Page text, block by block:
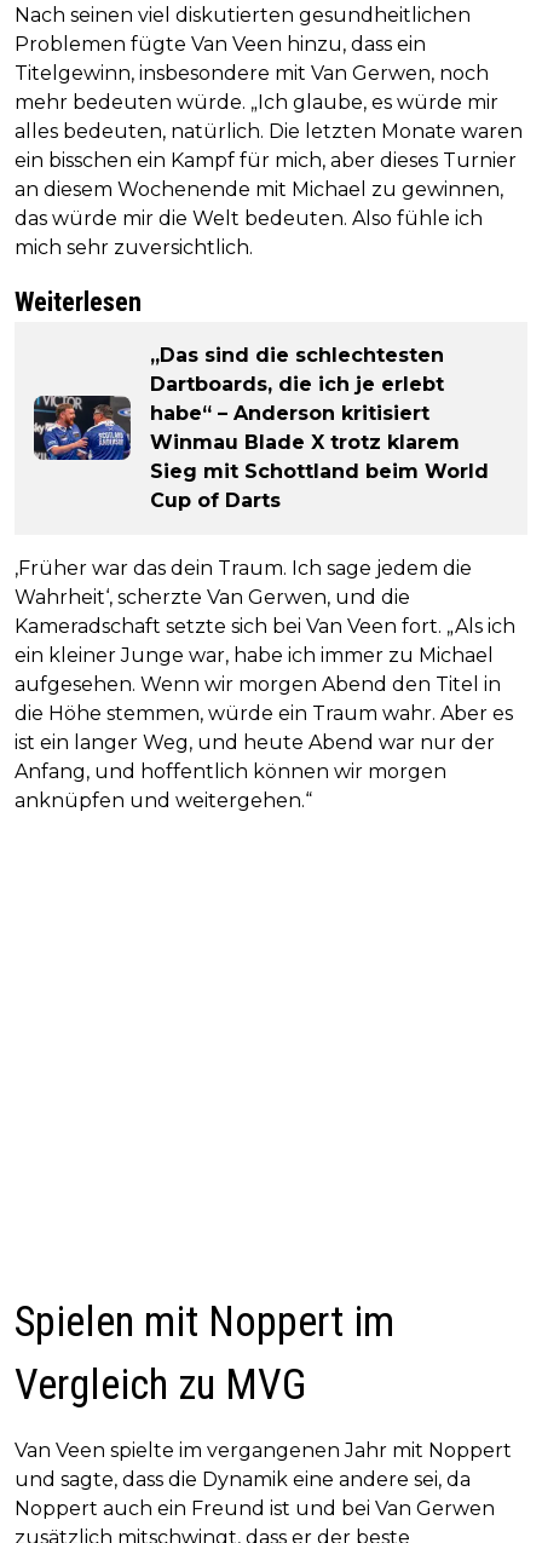
Nach seinen viel diskutierten gesundheitlichen
Problemen fügte Van Veen hinzu, dass ein
Titelgewinn, insbesondere mit Van Gerwen, noch
mehr bedeuten würde. „Ich glaube, es würde mir
alles bedeuten, natürlich. Die letzten Monate waren
ein bisschen ein Kampf für mich, aber dieses Turnier
an diesem Wochenende mit Michael zu gewinnen,
das würde mir die Welt bedeuten. Also fühle ich
mich sehr zuversichtlich.
Weiterlesen
„Das sind die schlechtesten
Dartboards, die ich je erlebt
habe“ – Anderson kritisiert
Winmau Blade X trotz klarem
Sieg mit Schottland beim World
Cup of Darts
‚Früher war das dein Traum. Ich sage jedem die
Wahrheit‘, scherzte Van Gerwen, und die
Kameradschaft setzte sich bei Van Veen fort. „Als ich
ein kleiner Junge war, habe ich immer zu Michael
aufgesehen. Wenn wir morgen Abend den Titel in
die Höhe stemmen, würde ein Traum wahr. Aber es
ist ein langer Weg, und heute Abend war nur der
Anfang, und hoffentlich können wir morgen
anknüpfen und weitergehen.“
Spielen mit Noppert im
Vergleich zu MVG
Van Veen spielte im vergangenen Jahr mit Noppert
und sagte, dass die Dynamik eine andere sei, da
Noppert auch ein Freund ist und bei Van Gerwen
zusätzlich mitschwingt, dass er der beste